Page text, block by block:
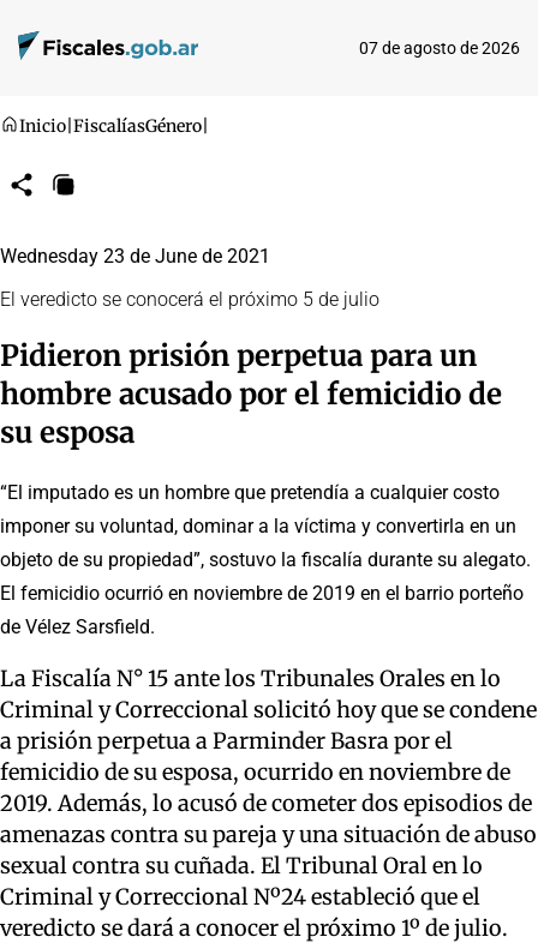
07 de agosto de 2026
Inicio FiscalíasGénero
CompartirCopiar
Wednesday 23 de June de 2021
El veredicto se conocerá el próximo 5 de julio
Pidieron prisión perpetua para un
hombre acusado por el femicidio de
su esposa
“El imputado es un hombre que pretendía a cualquier costo
imponer su voluntad, dominar a la víctima y convertirla en un
objeto de su propiedad”, sostuvo la fiscalía durante su alegato.
El femicidio ocurrió en noviembre de 2019 en el barrio porteño
de Vélez Sarsfield.
La Fiscalía N° 15 ante los Tribunales Orales en lo
Criminal y Correccional solicitó hoy que se condene
a prisión perpetua a Parminder Basra por el
femicidio de su esposa, ocurrido en noviembre de
2019. Además, lo acusó de cometer dos episodios de
amenazas contra su pareja y una situación de abuso
sexual contra su cuñada. El Tribunal Oral en lo
Criminal y Correccional Nº24 estableció que el
veredicto se dará a conocer el próximo 1º de julio.